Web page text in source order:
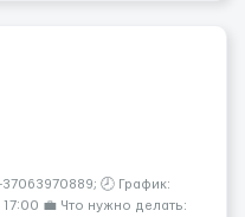
🕗 График:
💼 Что нужно делать: